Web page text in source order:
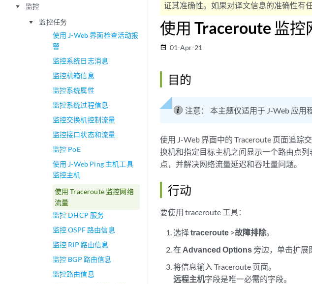
play_arrow 监控
play_arrow
监控任务
使用 J-Web 界面检查活动报
警
监控系统日志消息
监控机箱信息
监控系统属性
监控系统过程信息
监控交换机控制流量
监控接口状态和流量
监控 PoE
使用 J-Web Ping 主机工具
监控主机
使用 Traceroute 监控网络
流量
监控 DHCP 服务
监控 OSPF 路由信息
监控 RIP 路由信息
监控 BGP 路由信息
监控路由信息
证其准确性。如果对译文信息的准确性有
使用 Traceroute 监控
date_range 01-Apr-21
目的
注意： 本主题仅适用于 J-Web 应用
使用 J-Web 界面中的 Traceroute 页面追踪
换机和指定目标主机之间显示一个路由点
点，并解决网络流量延迟和吞吐量问题。
行动
要使用 traceroute 工具：
选择traceroute >故障排除。
在 Advanced Options旁边，单击扩展
将信息输入 Traceroute 页面。
远程主机字段是唯一必需的字段。